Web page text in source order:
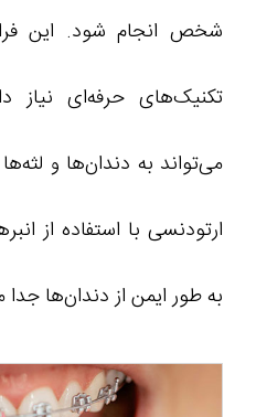
شخص انجام شود. این
تکنیک‌های حرفه‌ای نیاز
می‌تواند به دندان‌ها و
ارتودنسی با استفاده از
به طور ایمن از دندان‌ها جدا